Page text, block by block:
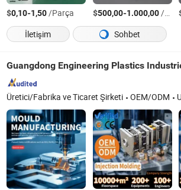
$0,10-1,50/Parça $500,00-1.000,00/Parça
İletişim
Sohbet
Üretici/Fabrika ve Ticaret Şirketi OEM/ODM